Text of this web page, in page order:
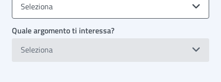
Seleziona
Quale argomento ti interessa?
Seleziona